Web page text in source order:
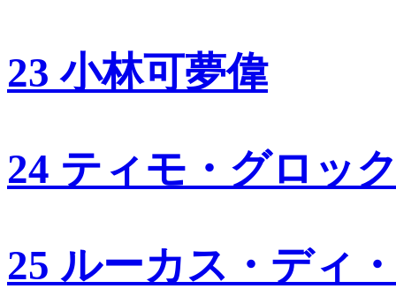
23 小林可夢偉
24 ティモ・グロッ
25 ルーカス・ディ